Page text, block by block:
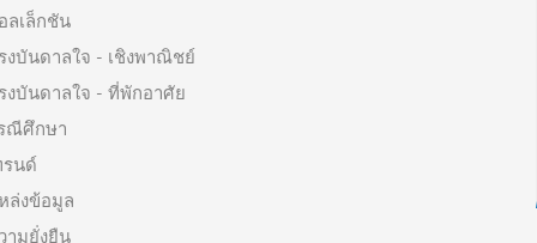
ลเล็กชัน
งบันดาลใจ - เชิงพาณิชย์
งบันดาลใจ - ที่พักอาศัย
ณีศึกษา
รนด์
ล่งข้อมูล
ามยั่งยืน